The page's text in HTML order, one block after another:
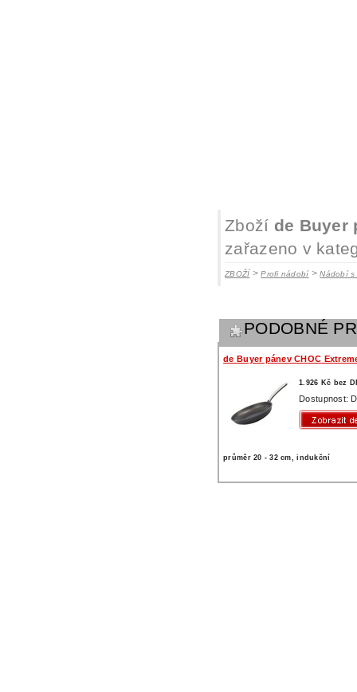
Zboží de Buyer
zařazeno v
ZBOŽÍ>Profi nádobí>Nádobí s
PODOBNÉ
de Buyer pánev CHOC
1.926 Kč bez
Dostupnost:
průměr 20 - 32 cm, indukční